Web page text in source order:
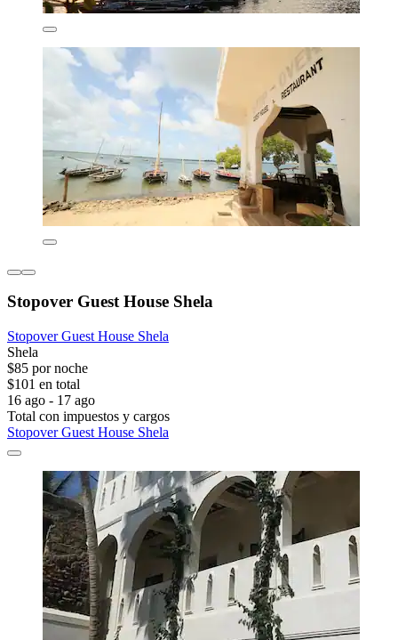
Stopover Guest House Shela
Stopover Guest House Shela
Shela
$85 por noche
$101 en total
16 ago - 17 ago
Total con impuestos y cargos
Stopover Guest House Shela